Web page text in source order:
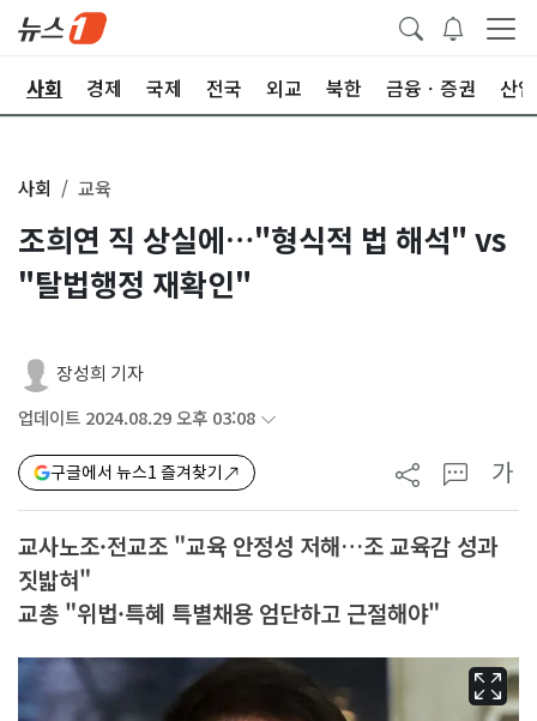
사회 경제 국제 전국 외교 북한 금융ㆍ증권 산업
사회 교육
조희연 직 상실에…"형식적 법 해석" vs
"탈법행정 재확인"
장성희 기자
업데이트 2024.08.29 오후 03:08
구글에서 뉴스1 즐겨찾기 가
교사노조·전교조 "교육 안정성 저해…조 교육감 성과
짓밟혀"
교총 "위법·특혜 특별채용 엄단하고 근절해야"